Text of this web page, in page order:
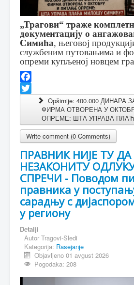
„Трагови“ траже
документацију о
Симића, његовој
службеним путовањима и
опреми купљеној новцем
Facebook
Opširnije: 400.000 ДИНАРА
ФИРМА ОТВОРЕНА У
ОПРЕМЕ: ШТА УПРАВА
Write comment (0 Comments)
ПРАВНИК НИЈЕ ТУ
НЕЗАКОНИТУ
СПРЕЧИ - Поводом
правника у
сарадњу с
у региону
Detalji
Autor Tragovi-Sledi
Kategorija: Rasejanje
Objavljeno 01 avgust 2026
Pogodaka: 208